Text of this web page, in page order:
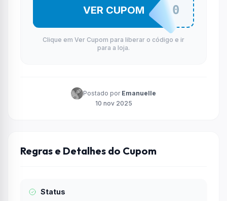
AFILIADOS10
VER CUPOM
Clique em Ver Cupom para liberar o código e ir
para a loja.
Postado por Emanuelle
10 nov 2025
Regras e Detalhes do Cupom
Status